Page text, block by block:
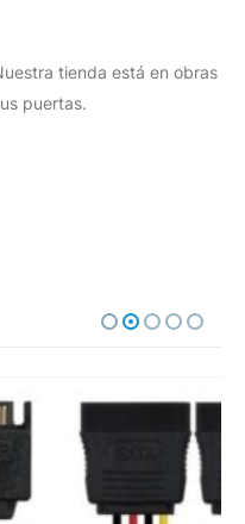
tienda está en obras
puertas.